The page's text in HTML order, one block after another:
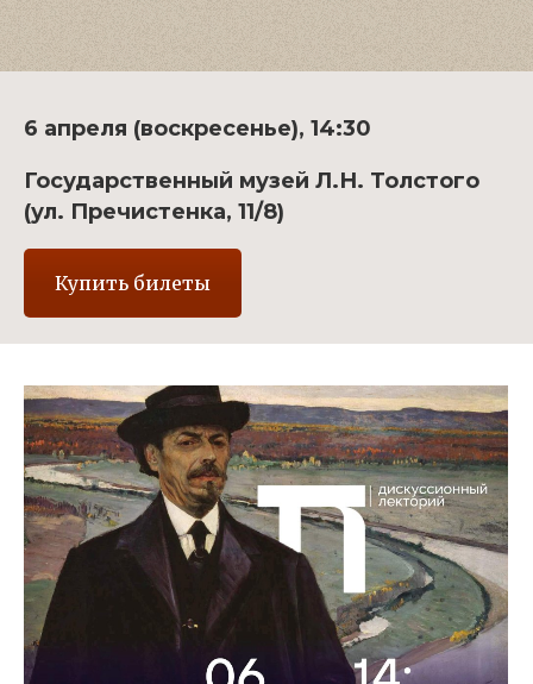
6 апреля (воскресенье), 14:30
Государственный музей Л.Н. Толстого
(ул. Пречистенка, 11/8)
Купить билеты